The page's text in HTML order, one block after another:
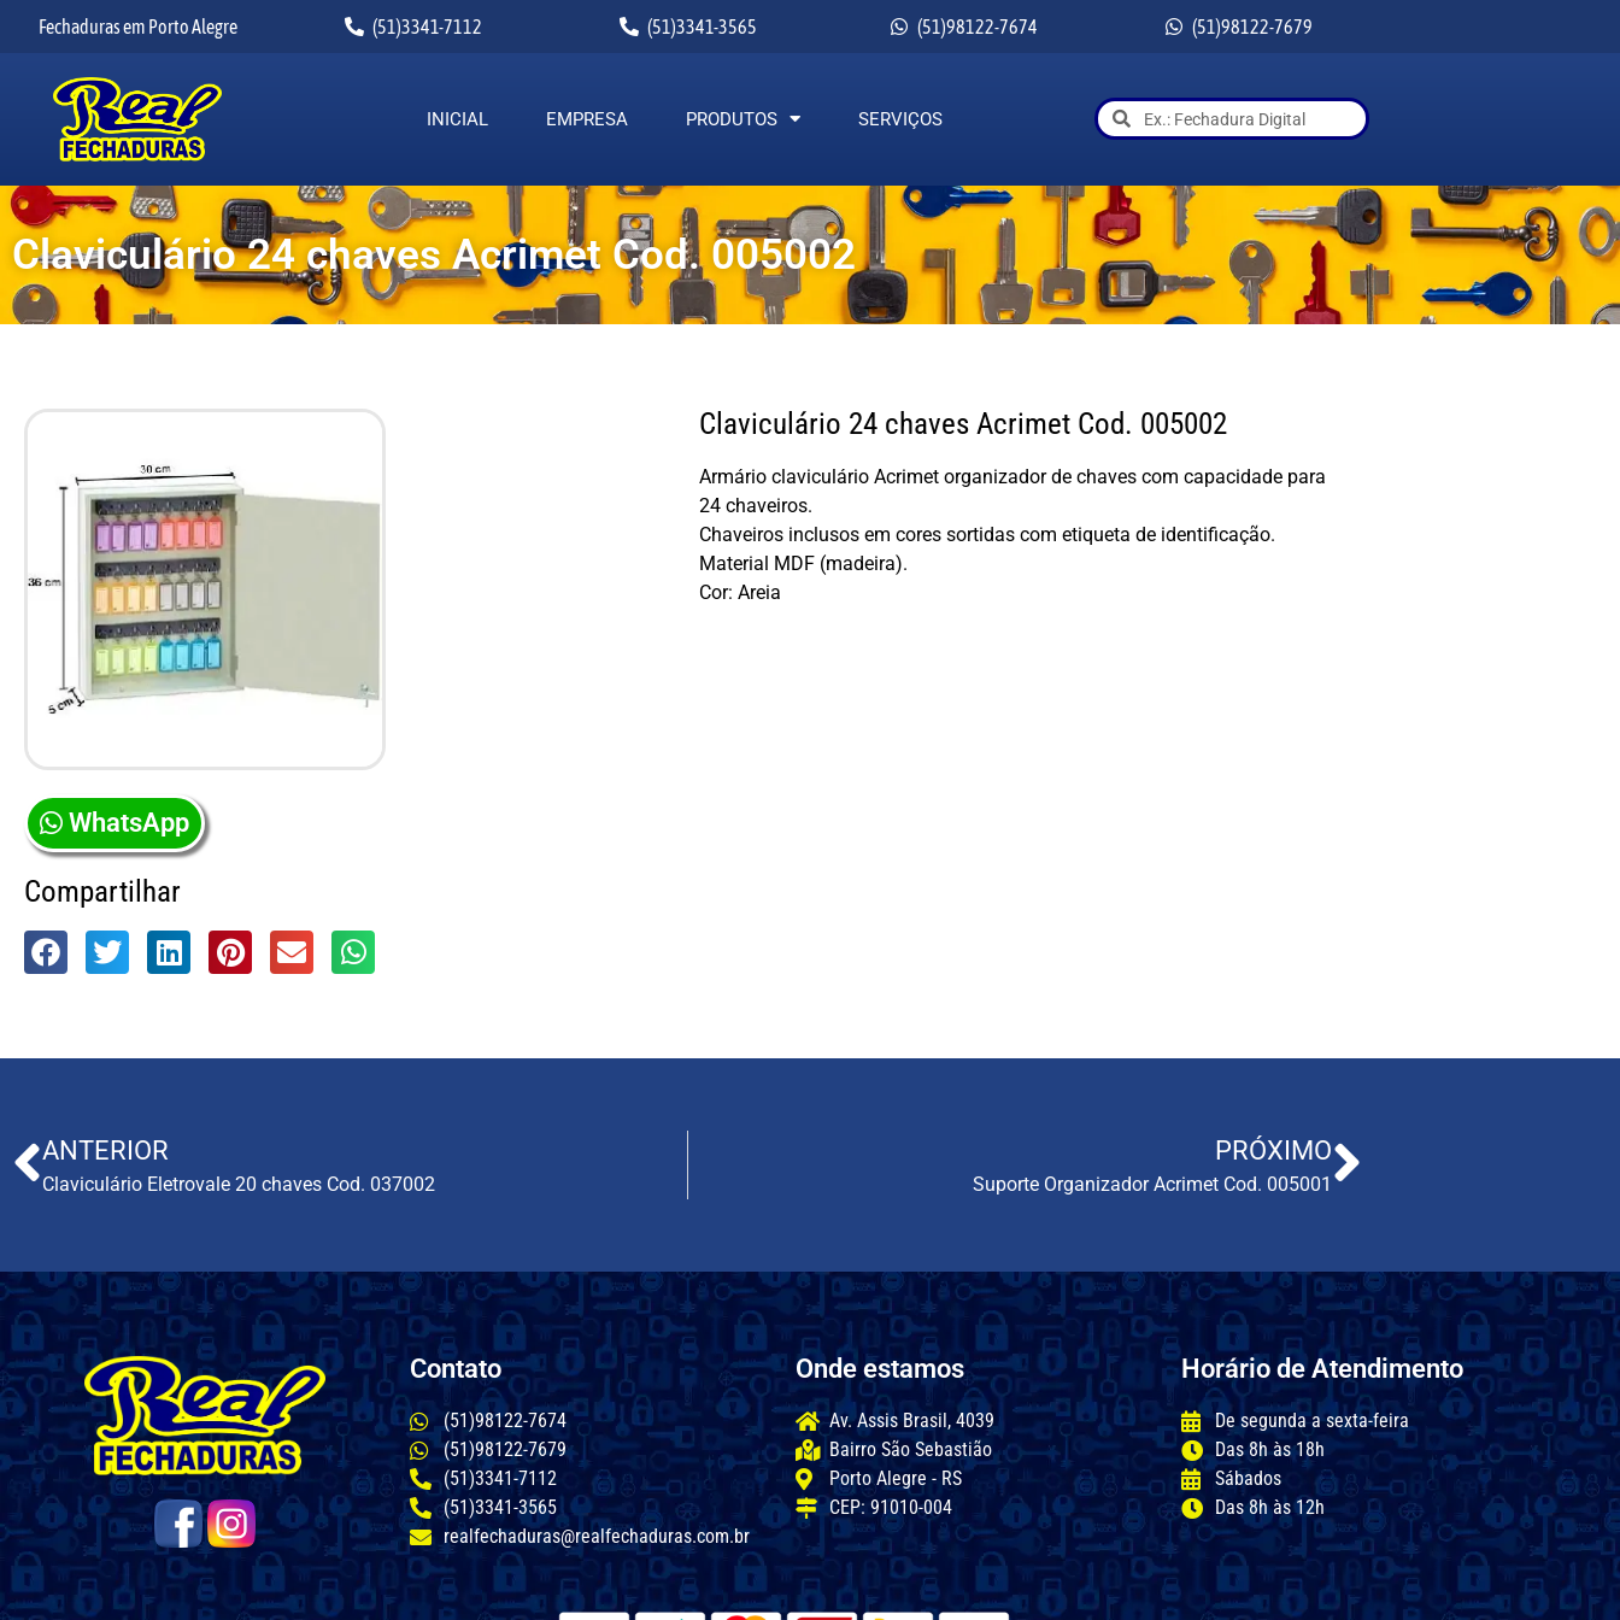
Fechaduras em Porto Alegre (51)3341-7112 (51)3341-3565 (51)98122-7674 (51)98122-7679
INICIAL EMPRESA PRODUTOS SERVIÇOS
Claviculário 24 chaves Acrimet Cod. 005002
WhatsApp
Compartilhar
Claviculário 24 chaves Acrimet Cod. 005002
Armário claviculário Acrimet organizador de chaves com capacidade para
24 chaveiros.
Chaveiros inclusos em cores sortidas com etiqueta de identificação.
Material MDF (madeira).
Cor: Areia
ANTERIOR
Claviculário Eletrovale 20 chaves Cod. 037002
PRÓXIMO
Suporte Organizador Acrimet Cod. 005001
Contato
(51)98122-7674
(51)98122-7679
(51)3341-7112
(51)3341-3565
realfechaduras@realfechaduras.com.br
Onde estamos
Av. Assis Brasil, 4039
Bairro São Sebastião
Porto Alegre - RS
CEP: 91010-004
Horário de Atendimento
De segunda a sexta-feira
Das 8h às 18h
Sábados
Das 8h às 12h